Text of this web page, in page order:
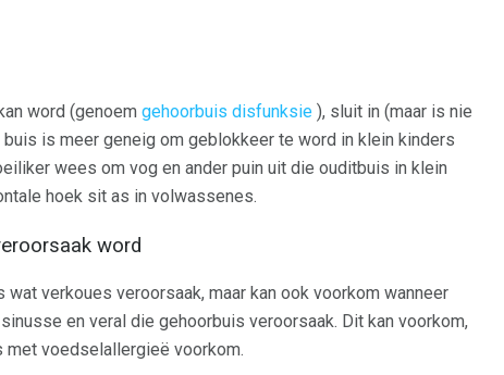
word (genoem gehoorbuis disfunksie ), sluit in (maar is nie
is meer geneig om geblokkeer te word in klein kinders
wees om vog en ander puin uit die ouditbuis in klein
hoek sit as in volwassenes.
word
verkoues veroorsaak, maar kan ook voorkom wanneer
en veral die gehoorbuis veroorsaak. Dit kan voorkom,
voedselallergieë voorkom.